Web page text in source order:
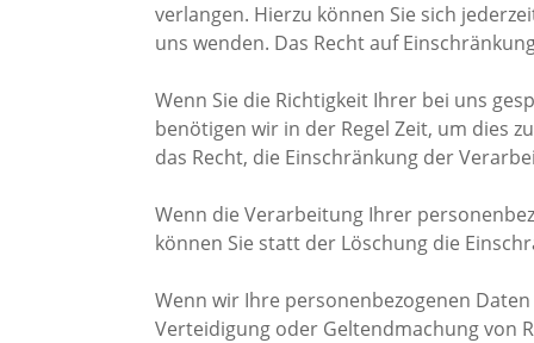
verlangen. Hierzu können Sie sich
uns wenden. Das Recht auf
Wenn Sie die Richtigkeit Ihrer bei uns
benötigen wir in der Regel Zeit, um dies
das Recht, die Einschränkung der
Wenn die Verarbeitung Ihrer
können Sie statt der Löschung die
Wenn wir Ihre personenbezogenen
Verteidigung oder Geltendmachung von